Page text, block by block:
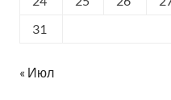
31
« Июл